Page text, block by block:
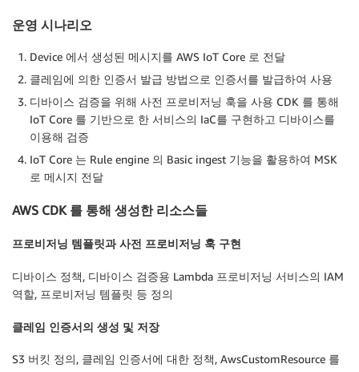
운영 시나리오
Device 에서 생성된 메시지를 AWS IoT Core 로 전달
클레임에 의한 인증서 발급 방법으로 인증서를 발급하여 사용
디바이스 검증을 위해 사전 프로비저닝 훅을 사용 CDK 를 통해
IoT Core 를 기반으로 한 서비스의 IaC를 구현하고 디바이스를
이용해 검증
IoT Core 는 Rule engine 의 Basic ingest 기능을 활용하여 MSK
로 메시지 전달
AWS CDK 를 통해 생성한 리소스들
프로비저닝 템플릿과 사전 프로비저닝 훅 구현
디바이스 정책, 디바이스 검증용 Lambda 프로비저닝 서비스의 IAM
역할, 프로비저닝 템플릿 등 정의
클레임 인증서의 생성 및 저장
S3 버킷 정의, 클레임 인증서에 대한 정책, AwsCustomResource 를